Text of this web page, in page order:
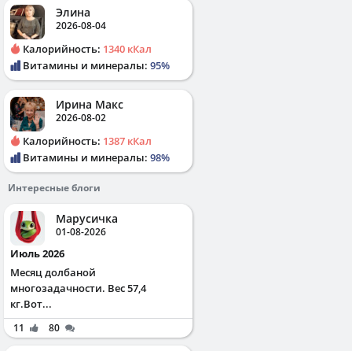
Элина
2026-08-04
Калорийность: 1340 кКал
Витамины и минералы: 95%
Ирина Макс
2026-08-02
Калорийность: 1387 кКал
Витамины и минералы: 98%
Интересные блоги
Марусичка
01-08-2026
Июль 2026
Месяц долбаной
многозадачности. Вес 57,4
кг.Вот...
11 80